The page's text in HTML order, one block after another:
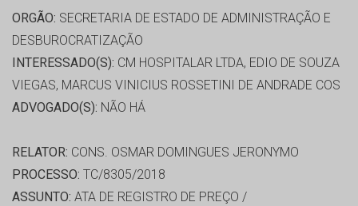
ORGÃO: SECRETARIA DE ESTADO DE ADMINISTRAÇÃO E
DESBUROCRATIZAÇÃO
INTERESSADO(S): CM HOSPITALAR LTDA, EDIO DE SOUZA
VIEGAS, MARCUS VINICIUS ROSSETINI DE ANDRADE COS
ADVOGADO(S): NÃO HÁ
RELATOR: CONS. OSMAR DOMINGUES JERONYMO
PROCESSO: TC/8305/2018
ASSUNTO: ATA DE REGISTRO DE PREÇO /